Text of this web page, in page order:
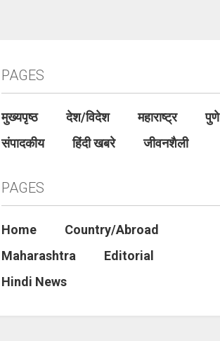
PAGES
मुख्यपृष्ठ देश/विदेश महाराष्ट्र
पुणे
संपादकीय
हिंदी खबरे जीवनशैली
PAGES
Home
Country/Abroad
Maharashtra
Editorial
Hindi News